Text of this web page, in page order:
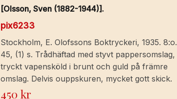
[Olsson, Sven (1882-1944)].
pix6233
Stockholm, E. Olofssons Boktryckeri, 1935. 8:o.
45, (1) s. Trådhäftad med styvt pappersomslag,
tryckt vapensköld i brunt och guld på främre
omslag. Delvis ouppskuren, mycket gott skick.
450kr